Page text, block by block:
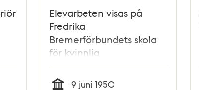
Elevarbeten visas på
Fredrika
Bremerförbundets skola
för kvinnlig
yrkesutbildning (enbart
sömnad)9 juni 1950